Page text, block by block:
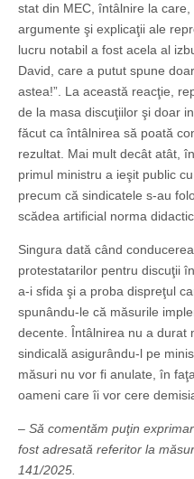
stat din MEC, întâlnire la
argumente şi explicaţii ale
lucru notabil a fost acela al
David, care a putut spune
astea!”. La această reacţie,
de la masa discuţiilor şi doar
făcut ca întâlnirea să poată
rezultat. Mai mult decât atât,
primul ministru a ieşit public
precum că sindicatele s-au
scădea artificial norma
Singura dată când
protestatarilor pentru discuţii
a-i sfida şi a proba dispreţul
spunându-le că măsurile
decente. Întâlnirea nu a durat
sindicală asigurându-l pe
măsuri nu vor fi anulate, în
oameni care îi vor cere
– Să comentăm puţin
fost adresată referitor la
141/2025.